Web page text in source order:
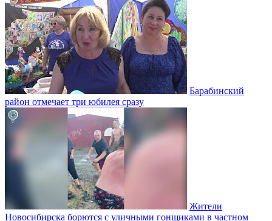
Барабинский
район отмечает три юбилея сразу
Жители
Новосибирска борются с уличными гонщиками в частном